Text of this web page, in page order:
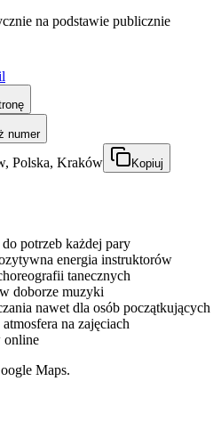
na podstawie publicznie
numer
Polska, Kraków Kopiuj
potrzeb każdej pary
energia instruktorów
tanecznych
doborze muzyki
nawet dla osób początkujących
na zajęciach
online
Maps.